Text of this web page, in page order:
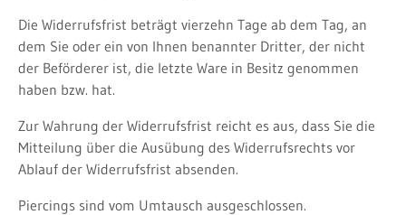
Die Widerrufsfrist beträgt vierzehn Tage ab dem Tag, an
dem Sie oder ein von Ihnen benannter Dritter, der nicht
der Beförderer ist, die letzte Ware in Besitz genommen
haben bzw. hat.
Zur Wahrung der Widerrufsfrist reicht es aus, dass Sie die
Mitteilung über die Ausübung des Widerrufsrechts vor
Ablauf der Widerrufsfrist absenden.
Piercings sind vom Umtausch ausgeschlossen.